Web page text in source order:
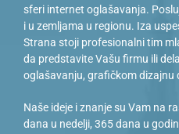
sferi internet oglašavanja.
i u zemljama u regionu. Iza
Strana stoji profesionalni tim
da predstavite Vašu firmu ili
oglašavanju, grafičkom dizajnu
Naše ideje i znanje su Vam na
dana u nedelji, 365 dana u